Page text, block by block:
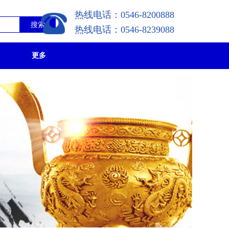
热线电话： 0546-8200888
热线电话： 0546-8239088
搜索
更多